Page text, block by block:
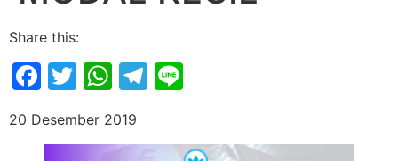
Share this:
Facebook
Twitter
WhatsApp
Telegram
20 Desember 2019